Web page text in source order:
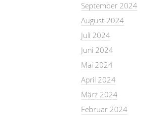
September 2024
August 2024
Juli 2024
Juni 2024
Mai 2024
April 2024
März 2024
Februar 2024